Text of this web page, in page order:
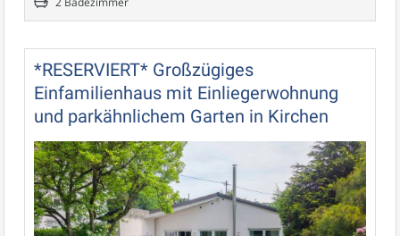
*RESERVIERT* Großzügiges
Einfamilienhaus mit Einliegerwohnung
und parkähnlichem Garten in Kirchen